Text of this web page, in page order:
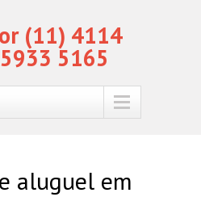
(11) 4114
5165
aluguel em